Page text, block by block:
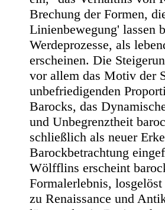
Brechung der Formen,
Linienbewegung' lassen
Werdeprozesse, als
erscheinen. Die
vor allem das Motiv der
unbefriedigenden
Barocks, das
und Unbegrenztheit
schließlich als neuer
Barockbetrachtung
Wölfflins erscheint
Formalerlebnis,
zu Renaissance und